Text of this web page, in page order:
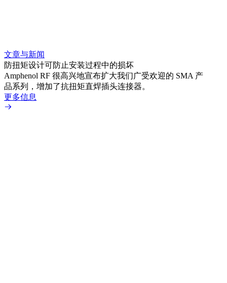
文章与新闻
防扭矩设计可防止安装过程中的损坏
Amphenol RF 很高兴地宣布扩大我们广受欢迎的 SMA 产
品系列，增加了抗扭矩直焊插头连接器。
更多信息